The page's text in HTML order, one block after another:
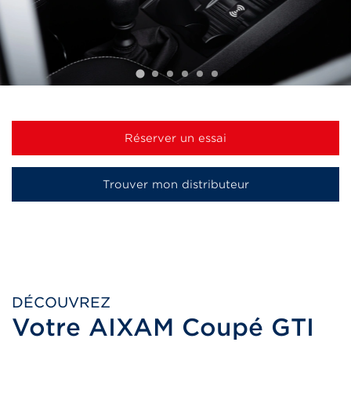
Réserver un essai
Trouver mon distributeur
DÉCOUVREZ
Votre AIXAM Coupé GTI